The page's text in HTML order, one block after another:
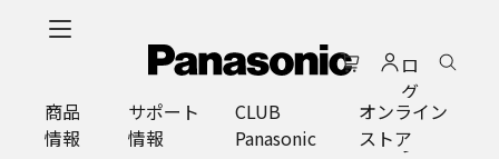
ロ
グ
イ
ン
商品
情報
サポート
情報
CLUB
Panasonic
オンライン
ストア